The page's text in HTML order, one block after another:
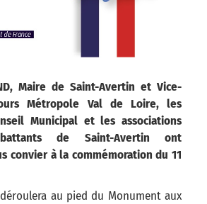
Maire de Saint-Avertin et Vice-
Métropole Val de Loire, les
Municipal et les associations
de Saint-Avertin ont
convier à la commémoration du 11
au pied du Monument aux